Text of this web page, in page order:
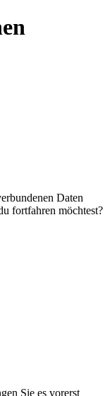
Daten
fortfahren möchtest?
Sie es vorerst